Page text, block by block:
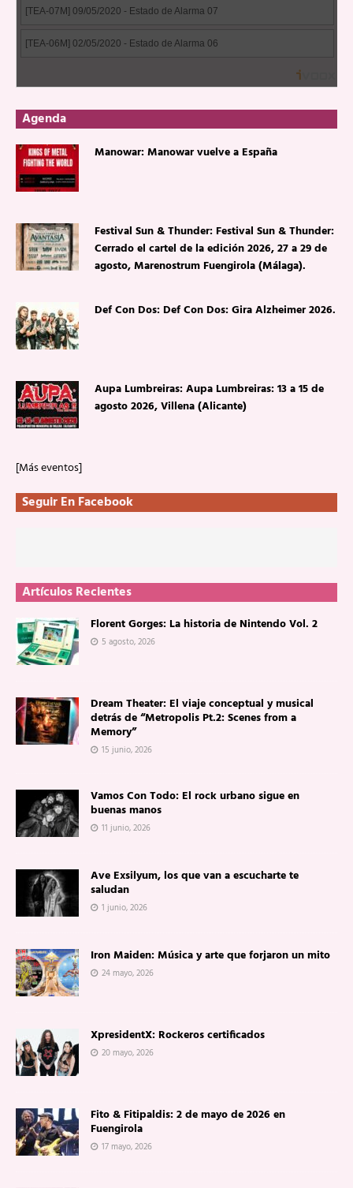
Agenda
Manowar: Manowar vuelve a España
Festival Sun & Thunder: Festival Sun & Thunder:
Cerrado el cartel de la edición 2026, 27 a 29 de
agosto, Marenostrum Fuengirola (Málaga).
Def Con Dos: Def Con Dos: Gira Alzheimer 2026.
Aupa Lumbreiras: Aupa Lumbreiras: 13 a 15 de
agosto 2026, Villena (Alicante)
[Más eventos]
Seguir En Facebook
Artículos Recientes
Florent Gorges: La historia de Nintendo Vol. 2
5 agosto, 2026
Dream Theater: El viaje conceptual y musical
detrás de “Metropolis Pt.2: Scenes from a
Memory”
15 junio, 2026
Vamos Con Todo: El rock urbano sigue en
buenas manos
11 junio, 2026
Ave Exsilyum, los que van a escucharte te
saludan
1 junio, 2026
Iron Maiden: Música y arte que forjaron un mito
24 mayo, 2026
XpresidentX: Rockeros certificados
20 mayo, 2026
Fito & Fitipaldis: 2 de mayo de 2026 en
Fuengirola
17 mayo, 2026